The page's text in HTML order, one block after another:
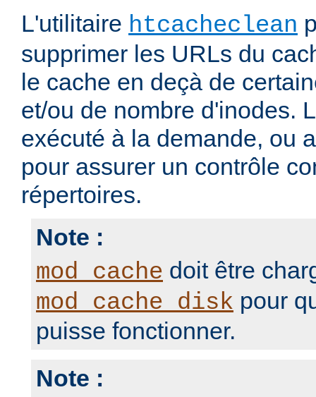
L'utilitaire htcacheclean
supprimer les URLs du
le cache en deçà de
et/ou de nombre d'inodes.
exécuté à la demande, ou
pour assurer un contrôle
répertoires.
Note :
mod_cache doit être
mod_cache_disk pour
puisse fonctionner.
Note :